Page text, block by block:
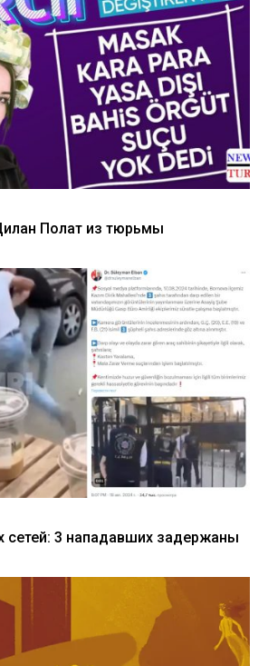
Полат из тюрьмы
сетей: 3 нападавших задержаны